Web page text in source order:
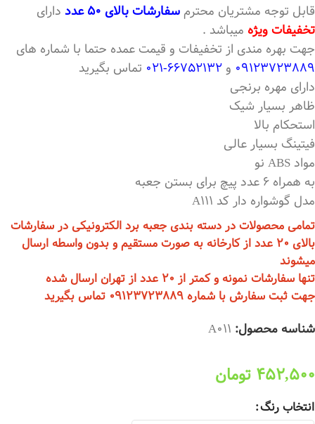
قابل توجه مشتریان محترم سفارشات بالای 50 عدد
دارای
تخفیفات ویژه میباشد .
جهت بهره مندی از تخفیفات و قیمت عمده حتما با شماره های
09123723889 و 66752132-021
تماس بگیرید
دارای مهره برنجی
ظاهر بسیار شیک
استحکام بالا
فیتینگ بسیار عالی
مواد ABS نو
به همراه 6 عدد پیچ برای بستن جعبه
مدل گوشواره دار کد A111
تمامی محصولات در دسته بندی جعبه برد الکترونیکی در سفارشات
بالای 20 عدد از کارخانه به صورت مستقیم و بدون واسطه ارسال
میشوند
تنها سفارشات نمونه و کمتر از 20 عدد از تهران ارسال شده
جهت ثبت سفارش با شماره 09123723889 تماس بگیرید
شناسه محصول: A011
452,500 تومان
انتخاب رنگ